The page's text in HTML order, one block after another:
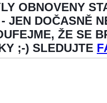
OBNOVENY
JEN DOČASNĚ
ŽE SE
;-) SLEDUJTE